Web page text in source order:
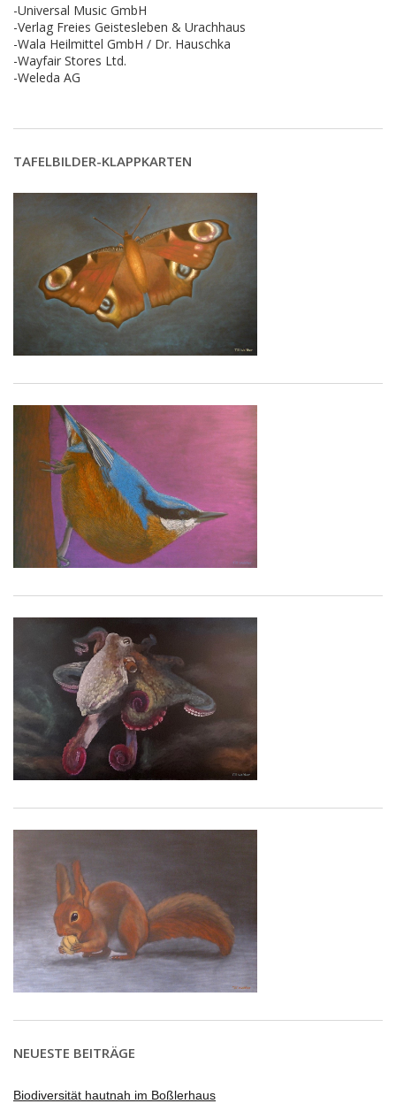
-Universal Music GmbH
-Verlag Freies Geistesleben & Urachhaus
-Wala Heilmittel GmbH / Dr. Hauschka
-Wayfair Stores Ltd.
-Weleda AG
TAFELBILDER-KLAPPKARTEN
NEUESTE BEITRÄGE
Biodiversität hautnah im Boßlerhaus